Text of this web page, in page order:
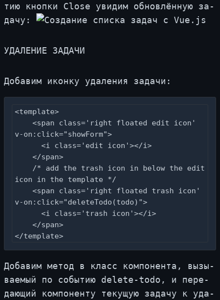
тию кноп­ки Close уви­дим об­нов­лён­ную за­
да­чу:
УДА­ЛЕ­НИЕ ЗА­ДА­ЧИ
До­ба­вим икон­ку уда­ле­ния за­да­чи:
<template>
    <span class='right floated edit icon'
v-on:click="showForm">
      <i class='edit icon'></i>
    </span>
icon in the template */
    <span class='right floated trash icon'
v-on:click="deleteTodo(todo)">
      <i class='trash icon'></i>
    </span>
</template>
До­ба­вим ме­тод в класс ком­по­нен­та, вы­зы­
ва­е­мый по со­бы­тию delete-todo, и пе­ре­
да­ю­щий ком­по­нен­ту те­ку­щую за­да­чу к уда­